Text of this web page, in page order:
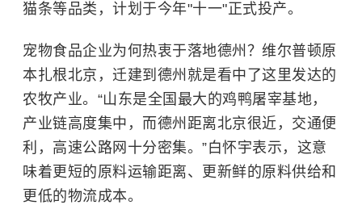
猫条等品类，计划于今年"十一"正式投产。
宠物食品企业为何热衷于落地德州？维尔普顿原
本扎根北京，迁建到德州就是看中了这里发达的
农牧产业。“山东是全国最大的鸡鸭屠宰基地，
产业链高度集中，而德州距离北京很近，交通便
利，高速公路网十分密集。”白怀宇表示，这意
味着更短的原料运输距离、更新鲜的原料供给和
更低的物流成本。